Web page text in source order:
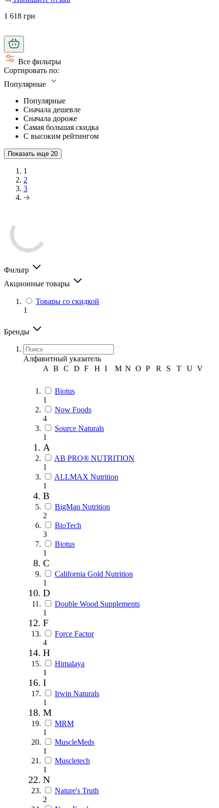
1 618 грн
Все фильтры
Сортировать по:
Популярные
Популярные
Сначала дешевле
Сначала дороже
Самая большая скидка
С высоким рейтингом
Показать еще 20
1
2
3
Фильтр
Акционные товары
Товары со скидкой
1
Бренды
Алфавитный указатель
A
B C D F H I M N O P R S T U V
Biotus
1
Now Foods
4
Source Naturals
1
A
AB PRO® NUTRITION
1
ALLMAX Nutrition
1
B
BigMan Nutrition
2
BioTech
3
Biotus
1
C
California Gold Nutrition
1
D
Double Wood Supplements
1
F
Force Factor
4
H
Himalaya
1
I
Irwin Naturals
1
M
MRM
1
MuscleMeds
1
Muscletech
1
N
Nature's Truth
2